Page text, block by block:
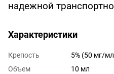
надежной
Характеристики
Крепость
5% (50 мг/
Объем
10 мл